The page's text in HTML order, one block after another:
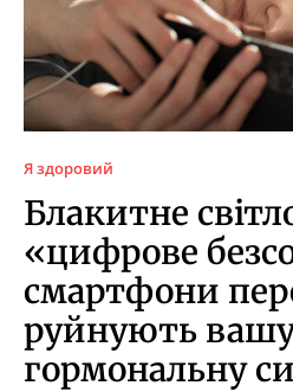
Я здоровий
Блакитне
«цифрове
смартфони
руйнують
гормональну